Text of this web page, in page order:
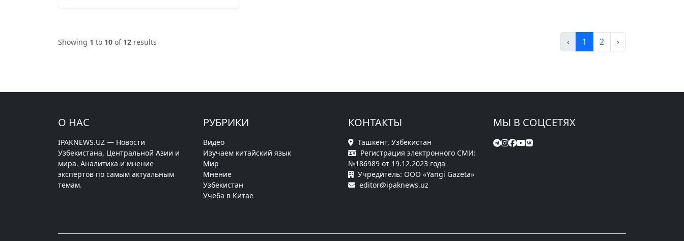
Showing 1 to 10 of 12 results ‹ 1 2 ›
О НАС
IPAKNEWS.UZ — Новости
Узбекистана, Центральной Азии и
мира. Аналитика и мнение
экспертов по самым актуальным
темам.
РУБРИКИ
Видео
Изучаем китайский язык
Мир
Мнение
Узбекистан
Учеба в Китае
КОНТАКТЫ
Ташкент, Узбекистан
Регистрация электронного СМИ:
№186989 от 19.12.2023 года
Учредитель: ООО «Yangi Gazeta»
editor@ipaknews.uz
МЫ В СОЦСЕТЯХ